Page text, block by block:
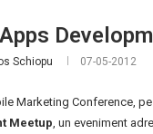
Schiopu 07-05-2012
Marketing Conference, pe
Meetup, un eveniment